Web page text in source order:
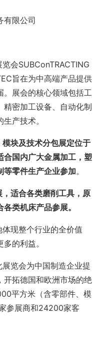
有限公司
览会SUBConTRACTING
旨在为中高端产品提供
。展会的核心领域包括工
精密加工设备、自动化制
产技术。
块及技术分包展定位于
合国内广大金属加工， 塑
等零件生产企业参加。
适合各类磨削工具，原
类机床产品参展。
现整个行业的全价值
的利益。
览会为中国制造企业提
开拓德国和欧洲市场的绝
平方米（含零部件、模
参展商和24200家客